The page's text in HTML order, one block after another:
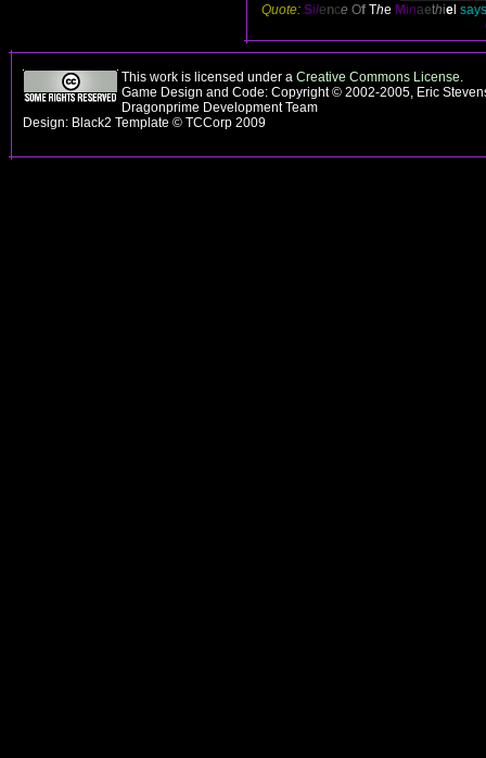
Quote: SilenceOf The M inaethiel
This work is licensed under a Creative Commons License.
Game Design and Code: Copyright © 2002-2005, Eric
Dragonprime Development Team
Design: Black2 Template © TCCorp 2009